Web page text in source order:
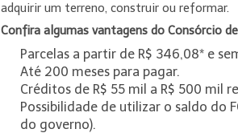
adquirir um terreno, construir ou reformar.
Confira algumas vantagens do Consórcio
Parcelas a partir de R$ 346,08* e
Até 200 meses para pagar.
Créditos de R$ 55 mil a R$ 500 mil
Possibilidade de utilizar o saldo do
do governo).